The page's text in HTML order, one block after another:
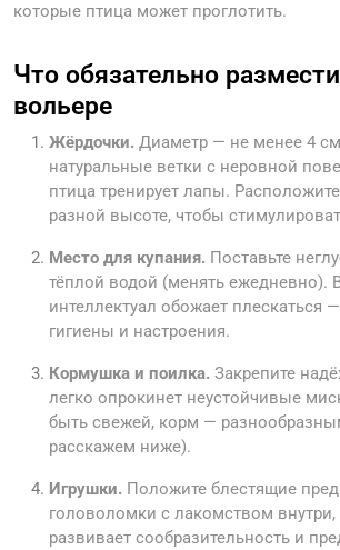
которые птица может проглотить.
Что обязательно
вольере
Жёрдочки. Диаметр — не менее 4
натуральные ветки с неровной
птица тренирует лапы.
разной высоте, чтобы
Место для купания. Поставьте
тёплой водой (менять ежедневно).
интеллектуал обожает плескаться
гигиены и настроения.
Кормушка и поилка. Закрепите
легко опрокинет неустойчивые
быть свежей, корм —
расскажем ниже).
Игрушки. Положите блестящие
головоломки с лакомством внутри,
развивает сообразительность и